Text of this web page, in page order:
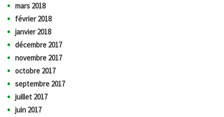
mars 2018
février 2018
janvier 2018
décembre 2017
novembre 2017
octobre 2017
septembre 2017
juillet 2017
juin 2017